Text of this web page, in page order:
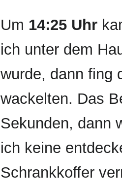
Um 14:25 Uhr
ich unter dem
wurde, dann fing
wackelten. Das
Sekunden, dann
ich keine
Schrankkoffer